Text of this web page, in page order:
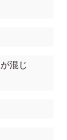
混じ